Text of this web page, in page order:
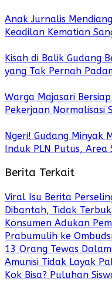
Anak Jurnalis
Keadilan Kematian
Kisah di Balik Gudang
yang Tak Pernah
Warga Majasari
Pekerjaan Normalisasi
Ngeri! Gudang Minyak
Induk PLN Putus,
Berita Terkait
Viral Isu Berita
Dibantah, Tidak
Konsumen Adukan
Prabumulih ke
13 Orang Tewas
Amunisi Tidak Layak
Kok Bisa? Puluhan